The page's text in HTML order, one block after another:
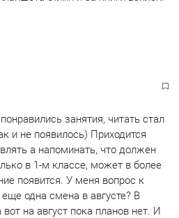
занятия, читать стал
и не появилось) Приходится
а напоминать, что должен
в 1-м классе, может в более
появится. У меня вопрос к
одна смена в августе? В
на август пока планов нет. И